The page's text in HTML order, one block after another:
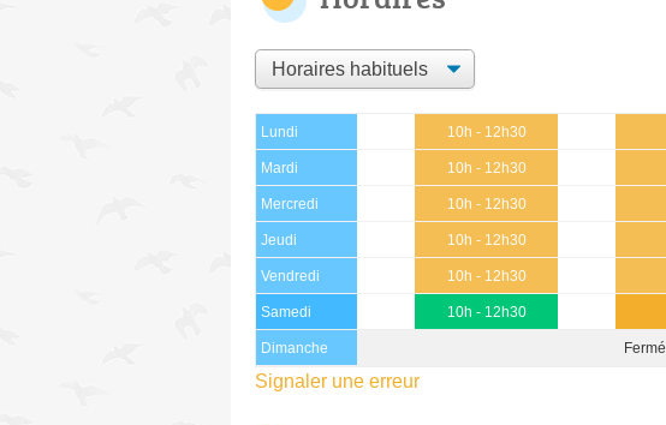
Lundi 10h - 12h30
Mardi 10h - 12h30
Mercredi 10h - 12h30
Jeudi 10h - 12h30
Vendredi 10h - 12h30
Samedi 10h - 12h30
Dimanche Fermé
Signaler une erreur